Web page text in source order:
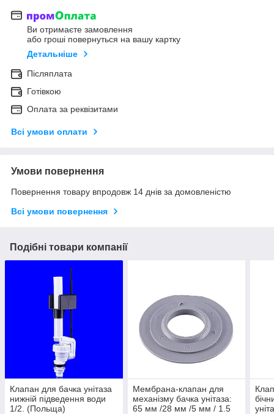
Ви отримаєте замовлення
або гроші повернуться на вашу картку
Детальніше
Післяплата
Готівкою
Оплата за реквізитами
Всі умови оплати
Умови повернення
Повернення товару впродовж 14 днів за домовленістю
Всі умови повернення
Подібні товари компанії
Клапан для бачка унітаза
нижній підведення води
1/2. (Польща)
Мембрана-клапан для
механізму бачка унітаза:
65 мм /28 мм /5 мм / 1.5